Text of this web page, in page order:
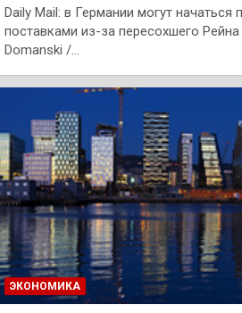
Daily Mail: в Германии могут начаться
поставками из-за пересохшего
Domanski /…
ЭКОНОМИКА